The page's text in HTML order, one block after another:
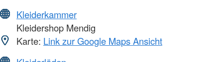
Kleiderkammer
Kleidershop Mendig
Karte: Link zur Google Maps Ansicht